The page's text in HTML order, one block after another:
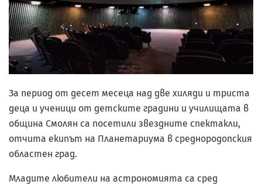
За период от десет месеца над две хиляди и триста
деца и ученици от детските градини и училищата в
община Смолян са посетили звездните спектакли,
отчита екипът на Планетариума в среднородопския
областен град.
Младите любители на астрономията са сред